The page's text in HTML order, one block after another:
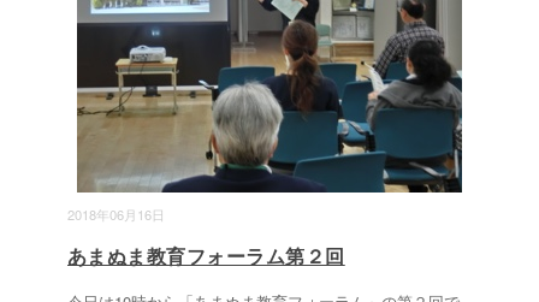
2018年06月16日
あまぬま教育フォーラム第２回